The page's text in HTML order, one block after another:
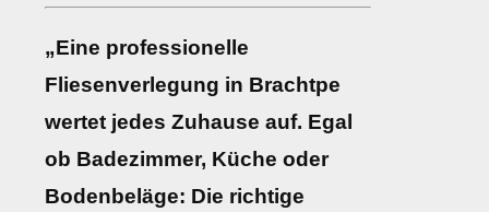
„Eine professionelle
Fliesenverlegung in Brachtpe
wertet jedes Zuhause auf. Egal
ob Badezimmer, Küche oder
Bodenbeläge: Die richtige